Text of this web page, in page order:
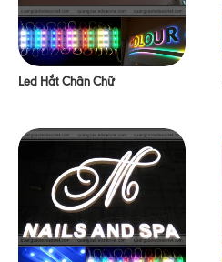
Led Hắt Chân Chữ